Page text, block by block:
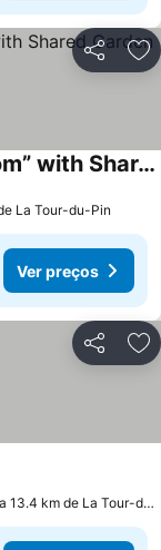
Partilhar
Maison du Bonheur – “Boho Room” with Shared Garden
La Tour-du-Pin
Ver preços
Partilhar
13.4 km de La Tour-du-